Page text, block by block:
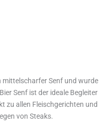
mittelscharfer Senf und wurde
Senf ist der ideale Begleiter
zu allen Fleischgerichten und
von Steaks.